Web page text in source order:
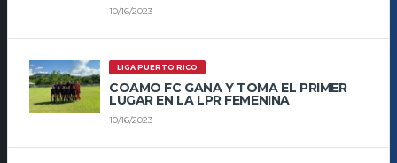
10/16/2023
LIGA PUERTO RICO
COAMO FC GANA Y TOMA EL PRIMER
LUGAR EN LA LPR FEMENINA
10/16/2023